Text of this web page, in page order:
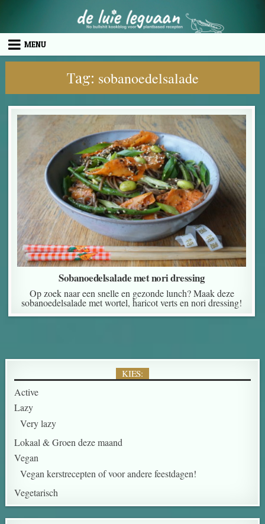
MENU
Tag: sobanoedelsalade
Sobanoedelsalade met nori dressing
Op zoek naar een snelle en gezonde lunch? Maak deze
sobanoedelsalade met wortel, haricot verts en nori dressing!
KIES:
Active
Lazy
Very lazy
Lokaal & Groen deze maand
Vegan
Vegan kerstrecepten of voor andere feestdagen!
Vegetarisch